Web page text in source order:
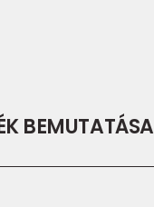
BEMUTATÁSA